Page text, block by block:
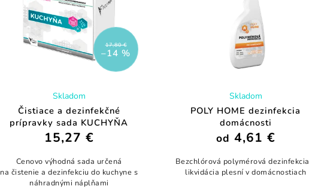
17,80 €
–14 %
Čistiace a dezinfekčné
prípravky sada KUCHYŇA
Skladom
15,27 €
Cenovo výhodná sada určená
na čistenie a dezinfekciu do kuchyne s
náhradnými náplňami
POLY HOME dezinfekcia
domácnosti
Skladom
od 4,61 €
Bezchlórová polymérová
likvidácia plesní v domácnostiach